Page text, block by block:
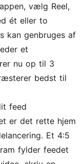
vælg Reel,
ét eller to
kan genbruges af
et
nu op til 3
bedst til
feed
er det rette hjem
Et 4:5
fylder feedet